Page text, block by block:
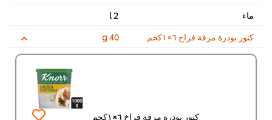
ماء
كنور بودرة مرقة فراخ ٦×١كجم
40 g
كنور بودرة مرقة فراخ ٦×١كجم